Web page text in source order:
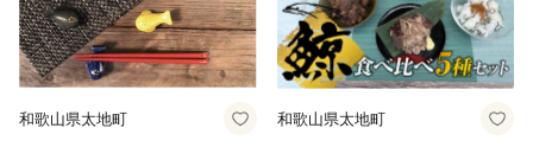
和歌山県太地町 和歌山県太地町